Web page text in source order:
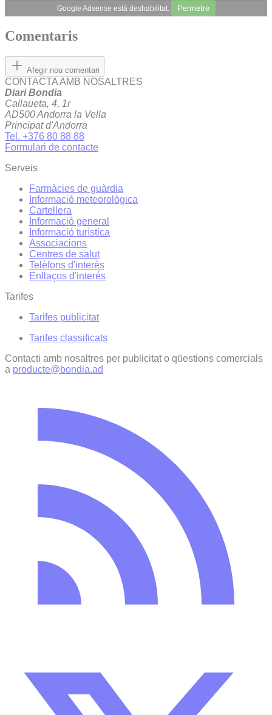
Google Adsense està deshabilitat. Permetre
Comentaris
Afegir nou comentari
CONTACTA AMB NOSALTRES
Diari Bondia
Callaueta, 4, 1r
AD500 Andorra la Vella
Principat d'Andorra
Tel. +376 80 88 88
Formulari de contacte
Serveis
Farmàcies de guàrdia
Informació meteorològica
Cartellera
Informació general
Informació turística
Associacions
Centres de salut
Telèfons d'interès
Enllaços d'interés
Tarifes
Tarifes publicitat
Tarifes classificats
Contacti amb nosaltres per publicitat o qüestions comercials
a producte@bondia.ad